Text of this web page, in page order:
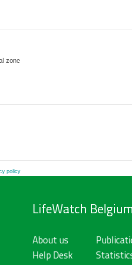
zone
policy
LifeWatch Belgium
About us
Help Desk